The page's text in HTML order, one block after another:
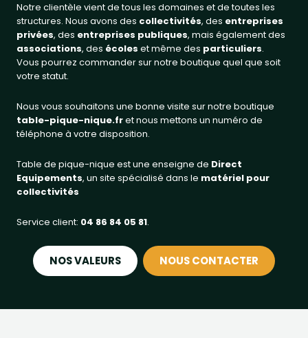
Notre clientèle vient de tous les domaines et de toutes les
structures. Nous avons des collectivités, des entreprises
privées, des entreprises publiques, mais également des
associations, des écoles et même des particuliers.
Vous pourrez commander sur notre boutique quel que soit
votre statut.
Nous vous souhaitons une bonne visite sur notre boutique
table-pique-nique.fret nous mettons un numéro de
téléphone à votre disposition.
Table de pique-nique est une enseigne de Direct
Equipements, un site spécialisé dans le matériel pour
collectivités
Service client: 04 86 84 05 81.
NOS VALEURS NOUS CONTACTER